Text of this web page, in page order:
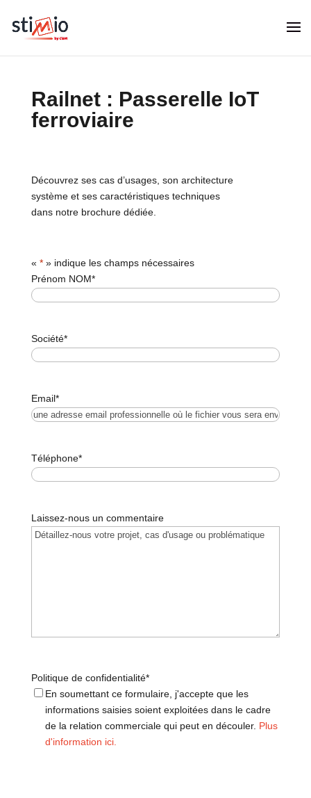
Railnet : Passerelle IoT
ferroviaire
Découvrez ses cas d’usages, son architecture
système et ses caractéristiques techniques
dans notre brochure dédiée.
« *» indique les champs nécessaires
Prénom NOM*
Société*
Email*
Téléphone*
Laissez-nous un commentaire
Politique de confidentialité*
En soumettant ce formulaire, j'accepte que les
informations saisies soient exploitées dans le cadre
de la relation commerciale qui peut en découler. Plus
d'information ici.